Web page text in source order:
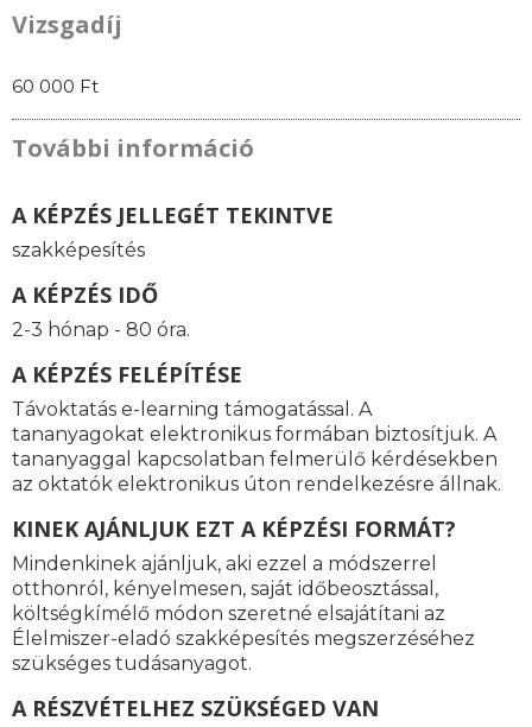
Vizsgadíj
60 000 Ft
További információ
A KÉPZÉS JELLEGÉT TEKINTVE
szakképesítés
A KÉPZÉS IDŐ
2-3 hónap - 80 óra.
A KÉPZÉS FELÉPÍTÉSE
Távoktatás e-learning támogatással. A
tananyagokat elektronikus formában biztosítjuk. A
tananyaggal kapcsolatban felmerülő kérdésekben
az oktatók elektronikus úton rendelkezésre állnak.
KINEK AJÁNLJUK EZT A KÉPZÉSI FORMÁT?
Mindenkinek ajánljuk, aki ezzel a módszerrel
otthonról, kényelmesen, saját időbeosztással,
költségkímélő módon szeretné elsajátítani az
Élelmiszer-eladó szakképesítés megszerzéséhez
szükséges tudásanyagot.
A RÉSZVÉTELHEZ SZÜKSÉGED VAN